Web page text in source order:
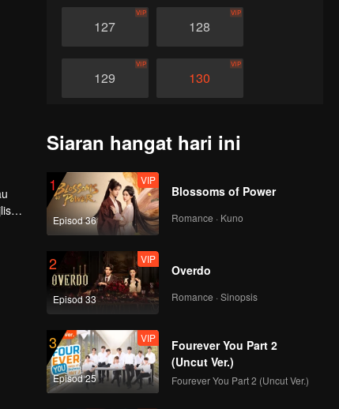
127
VIP
128
VIP
129
VIP
130
VIP
133
135
VIP VIP
137
VIP
139
141
VIP
142
Siaran hangat hari ini
1
Episod 36
VIP
Blossoms of Power
Romance · Kuno
2
Episod 33
VIP
Overdo
Romance · Sinopsis
3
Episod 25
VIP
Fourever You Part 2
(Uncut Ver.)
Fourever You Part 2 (Uncut Ver.)